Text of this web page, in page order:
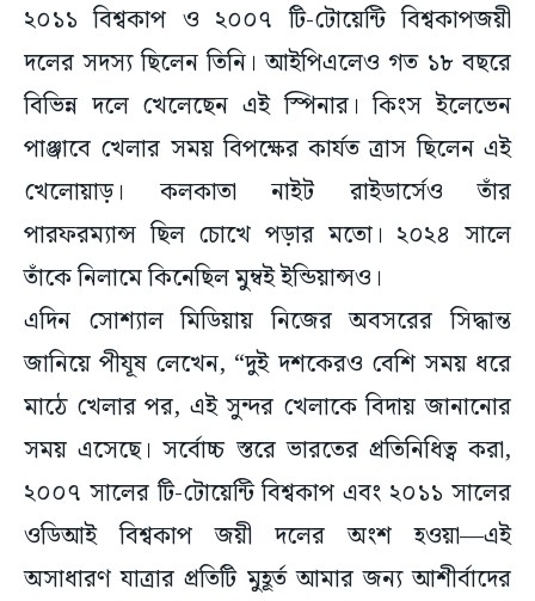
২০১১ বিশ্বকাপ ও ২০০৭ টি-টোয়েন্টি বিশ্বকাপজয়ী
দলের সদস্য ছিলেন তিনি। আইপিএলেও গত ১৮ বছরে
বিভিন্ন দলে খেলেছেন এই স্পিনার। কিংস ইলেভেন
পাঞ্জাবে খেলার সময় বিপক্ষের কার্যত ত্রাস ছিলেন এই
খেলোয়াড়। কলকাতা নাইট রাইডার্সেও তাঁর
পারফরম্যান্স ছিল চোখে পড়ার মতো। ২০২৪ সালে
তাঁকে নিলামে কিনেছিল মুম্বই ইন্ডিয়ান্সও।
এদিন সোশ্যাল মিডিয়ায় নিজের অবসরের সিদ্ধান্ত
জানিয়ে পীযূষ লেখেন, “দুই দশকেরও বেশি সময় ধরে
মাঠে খেলার পর, এই সুন্দর খেলাকে বিদায় জানানোর
সময় এসেছে। সর্বোচ্চ স্তরে ভারতের প্রতিনিধিত্ব করা,
২০০৭ সালের টি-টোয়েন্টি বিশ্বকাপ এবং ২০১১ সালের
ওডিআই বিশ্বকাপ জয়ী দলের অংশ হওয়া—এই
অসাধারণ যাত্রার প্রতিটি মুহূর্ত আমার জন্য আশীর্বাদের